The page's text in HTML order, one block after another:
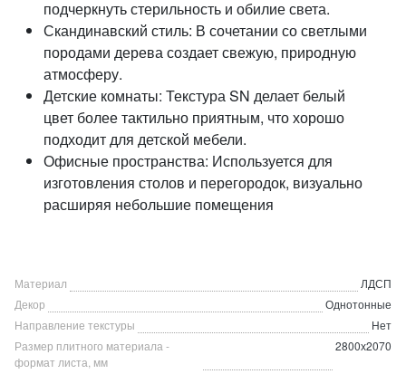
подчеркнуть стерильность и обилие света.
Скандинавский стиль: В сочетании со светлыми
породами дерева создает свежую, природную
атмосферу.
Детские комнаты: Текстура SN делает белый
цвет более тактильно приятным, что хорошо
подходит для детской мебели.
Офисные пространства: Используется для
изготовления столов и перегородок, визуально
расширяя небольшие помещения
Материал
ЛДСП
Декор
Однотонные
Направление текстуры
Нет
Размер плитного материала -
формат листа, мм
2800х2070